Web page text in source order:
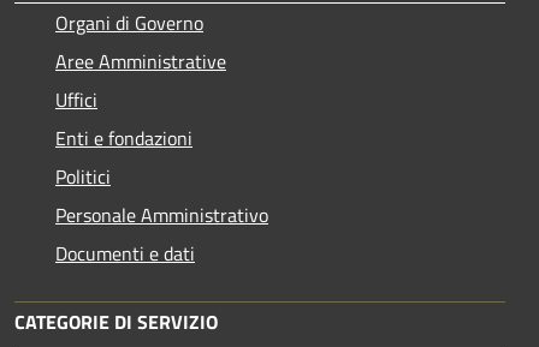
Organi di Governo
Aree Amministrative
Uffici
Enti e fondazioni
Politici
Personale Amministrativo
Documenti e dati
CATEGORIE DI SERVIZIO